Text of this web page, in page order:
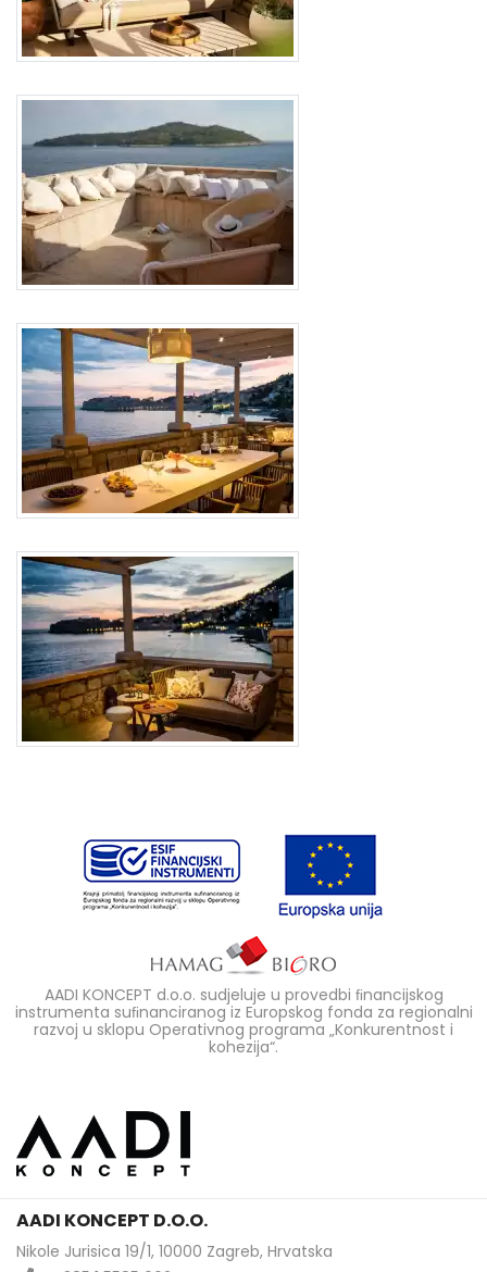
AADI KONCEPT d.o.o. sudjeluje u provedbi ﬁnancijskog
instrumenta suﬁnanciranog iz Europskog fonda za regionalni
razvoj u sklopu Operativnog programa „Konkurentnost i
kohezija“.
AADI KONCEPT D.O.O.
Nikole Jurisica 19/1, 10000 Zagreb, Hrvatska